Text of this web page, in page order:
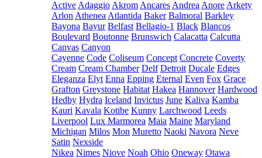
Active Adaggio Akrom Ancares Andrea Anore Arkety
Arlon Athenea Atlantida Baker Balmoral Barkley
Bayona Bayur Belfast Bellagio-1 Black Blancos
Boulevard Boutonne Brunswich Calacatta Calcutta
Canvas Canyon
Cayenne Code Coliseum Concept Concrete Coverty
Cream Cream Chamber Delf Detroit Ducale Edges
Eleganza Elyt Enna Epping Eternal Even Fox Grace
Grafton Greystone Habitat Hakea Hannover Hardwood
Hedby Hydra Iceland Invictus June Kaliva Kamba
Kauri Kavala Kotibe Kunny Larchwood Leeds
Liverpool Lux Marmorea Maia Maine Maryland
Michigan Milos Mon Muretto Naoki Navora Neve
Satin Nexside
Nikea Nimes Niove Noah Ohio Oneway Otawa